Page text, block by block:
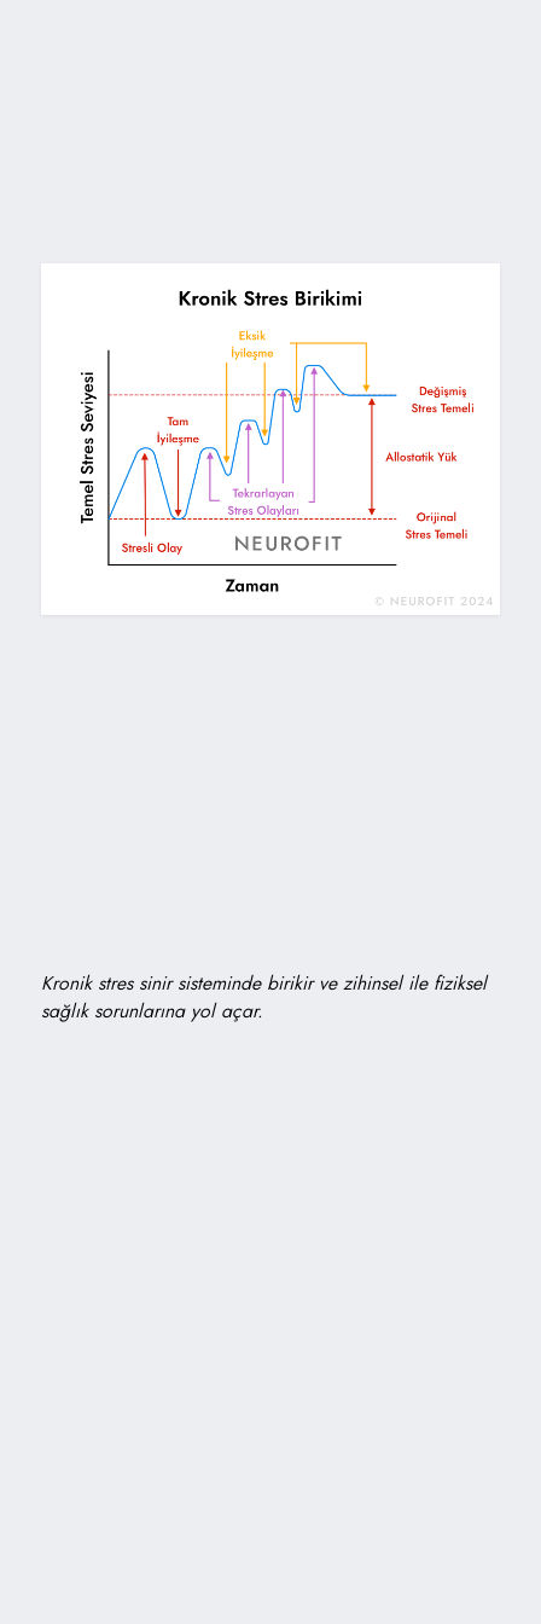
Kronik stres sinir sisteminde birikir ve zihinsel ile fiziksel
sağlık sorunlarına yol açar.